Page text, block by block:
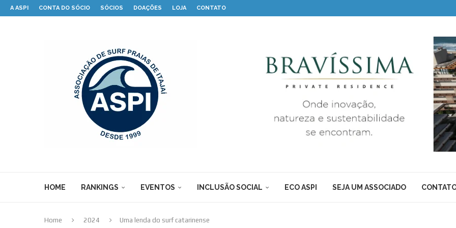
A ASPI CONTA DO SÓCIO SÓCIOS DOAÇÕES LOJA CONTATO
HOME RANKINGS EVENTOS INCLUSÃO SOCIAL ECO ASPI SEJA UM ASSOCIADO
Home 2024 Uma lenda do surf catarinense